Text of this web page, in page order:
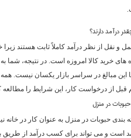
درآمد دارند؟
و نقل از نظر درآمد کاملاً ثابت هستند زیرا
های خرید کالا امروزه است. در نتیجه، شما
این مبالغ در سراسر بازار یکسان نیست.
قبل از درخواست کار، این شرایط را مطالعه
در منزل
حبوبات در منزل به عنوان کار در خانه
است و می تواند برای کسب درآمد از طریق